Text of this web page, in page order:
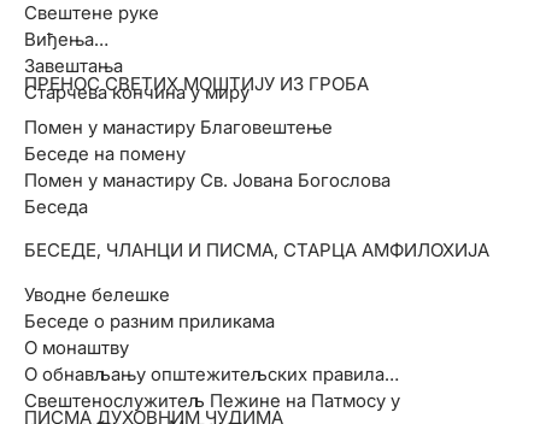
Свештене руке
Виђења
Завештања
Старчева кончина у миру
ПРЕНОС СВЕТИХ МОШТИЈУ ИЗ ГРОБА
Помен у манастиру Благовештење
Беседе на помену
Помен у манастиру Св. Јована Богослова
Беседа
БЕСЕДЕ, ЧЛАНЦИ И ПИСМА, СТАРЦА АМФИЛОХИЈА
Уводне белешке
Беседе о разним приликама
О монаштву
О обнављању општежитељских правила
Свештенослужитељ Пежине на Патмосу у
ПИСМА ДУХОВНИМ ЧУДИМА